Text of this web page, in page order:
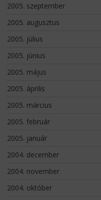
2005. szeptember
2005. augusztus
2005. július
2005. június
2005. május
2005. április
2005. március
2005. február
2005. január
2004. december
2004. november
2004. október